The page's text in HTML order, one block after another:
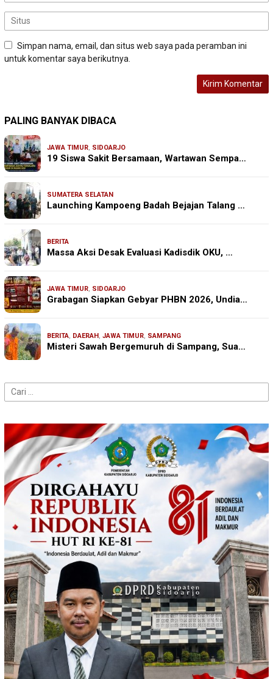
Simpan nama, email, dan situs web saya pada peramban ini
untuk komentar saya berikutnya.
PALING BANYAK DIBACA
JAWA TIMUR, SIDOARJO
19 Siswa Sakit Bersamaan, Wartawan Sempa…
SUMATERA SELATAN
Launching Kampoeng Badah Bejajan Talang …
BERITA
Massa Aksi Desak Evaluasi Kadisdik OKU, …
JAWA TIMUR, SIDOARJO
Grabagan Siapkan Gebyar PHBN 2026, Undia…
BERITA, DAERAH , JAWA TIMUR, SAMPANG
Misteri Sawah Bergemuruh di Sampang, Sua…
Cari
untuk: